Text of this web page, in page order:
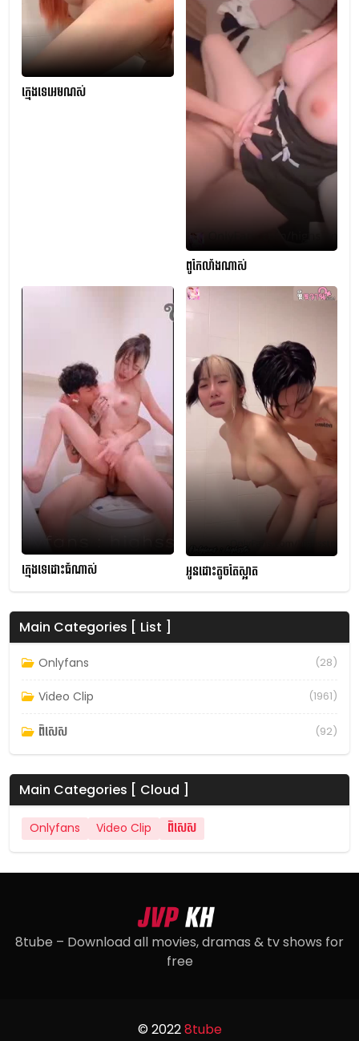
ក្មេងទេអេមណស់
ពូកែលាំងណាស់
ក្មេងទេដោះធំណាស់ អូនដោះតូចតែស្អាត
Main Categories [ List ]
Onlyfans (28)
Video Clip (1961)
ពិសេស (92)
Main Categories [ Cloud ]
Onlyfans Video Clip ពិសេស
8tube – Download all movies, dramas & tv shows for
free
© 20228tube